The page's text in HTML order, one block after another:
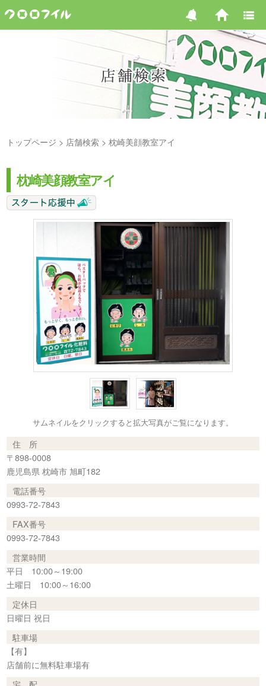
トップページ 店舗検索 枕崎美顔教室アイ
枕崎美顔教室アイ
サムネイルをクリックすると拡大写真がご覧になります。
住 所
〒898-0008
鹿児島県 枕崎市 旭町182
電話番号
0993-72-7843
FAX番号
0993-72-7843
営業時間
平日 10:00～19:00
土曜日 10:00～16:00
定休日
日曜日 祝日
駐車場
【有】
店舗前に無料駐車場有